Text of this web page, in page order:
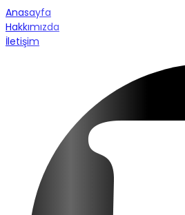
Anasayfa
Hakkımızda
İletişim